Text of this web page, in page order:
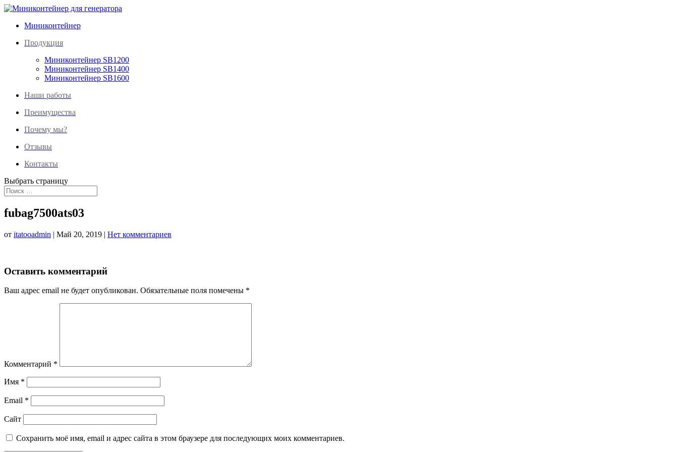
Миниконтейнер
Продукция
Миниконтейнер SB1200
Миниконтейнер SB1400
Миниконтейнер SB1600
Наши работы
Преимущества
Почему мы?
Отзывы
Контакты
Выбрать страницу
fubag7500ats03
от itatooadmin | Май 20, 2019 | Нет комментариев
Оставить комментарий
Ваш адрес email не будет опубликован. Обязательные поля помечены *
Комментарий *
Имя *
Email *
Сайт
Сохранить моё имя, email и адрес сайта в этом браузере для последующих моих комментариев.